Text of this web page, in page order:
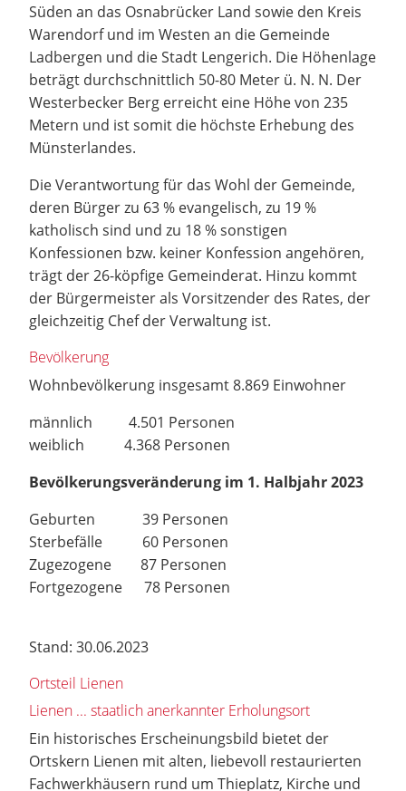
Süden an das Osnabrücker Land sowie den Kreis
Warendorf und im Westen an die Gemeinde
Ladbergen und die Stadt Lengerich. Die Höhenlage
beträgt durchschnittlich 50-80 Meter ü. N. N. Der
Westerbecker Berg erreicht eine Höhe von 235
Metern und ist somit die höchste Erhebung des
Münsterlandes.
Die Verantwortung für das Wohl der Gemeinde,
deren Bürger zu 63 % evangelisch, zu 19 %
katholisch sind und zu 18 % sonstigen
Konfessionen bzw. keiner Konfession angehören,
trägt der 26-köpfige Gemeinderat. Hinzu kommt
der Bürgermeister als Vorsitzender des Rates, der
gleichzeitig Chef der Verwaltung ist.
Bevölkerung
Wohnbevölkerung insgesamt 8.869 Einwohner
männlich 4.501 Personen
weiblich 4.368 Personen
Bevölkerungsveränderung im 1. Halbjahr 2023
Geburten 39 Personen
Sterbefälle 60 Personen
Zugezogene 87 Personen
Fortgezogene 78 Personen
Stand: 30.06.2023
Ortsteil Lienen
Lienen ... staatlich anerkannter Erholungsort
Ein historisches Erscheinungsbild bietet der
Ortskern Lienen mit alten, liebevoll restaurierten
Fachwerkhäusern rund um Thieplatz, Kirche und